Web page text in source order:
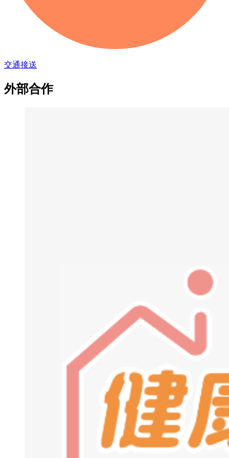
交通接送
外部合作